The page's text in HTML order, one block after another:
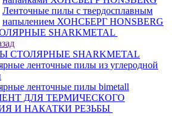
Ленточные пилы с твердосплавным
напылением ХОНСБЕРГ HONSBERG
SHARKMETAL
СТОЛЯРНЫЕ SHARKMETAL
ленточные пилы из углеродной
ленточные пилы bimetall
ДЛЯ ТЕРМИЧЕСКОГО
И НАКАТКИ РЕЗЬБЫ